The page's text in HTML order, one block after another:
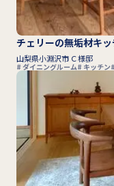
チェリーの無垢材キ
山梨県小淵沢市 Ｃ様邸
ダイニングルーム キッチン